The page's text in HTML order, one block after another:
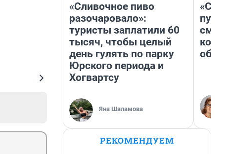
«Сливочное пиво
разочаровало»:
туристы заплатили 60
тысяч, чтобы целый
день гулять по парку
Юрского периода и
Хогвартсу
Яна Шаламова
РЕКОМЕНДУЕМ